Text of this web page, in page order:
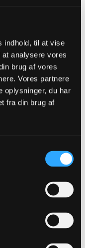
indhold, til at vise
analysere vores
brug af vores
Vores partnere
oplysninger, du har
fra din brug af
dog det bliver svært
- OB er bare ikke
Aske, da jeg udadtil
#1223
før dem smadrede
synder der er
imod jobbet, der på